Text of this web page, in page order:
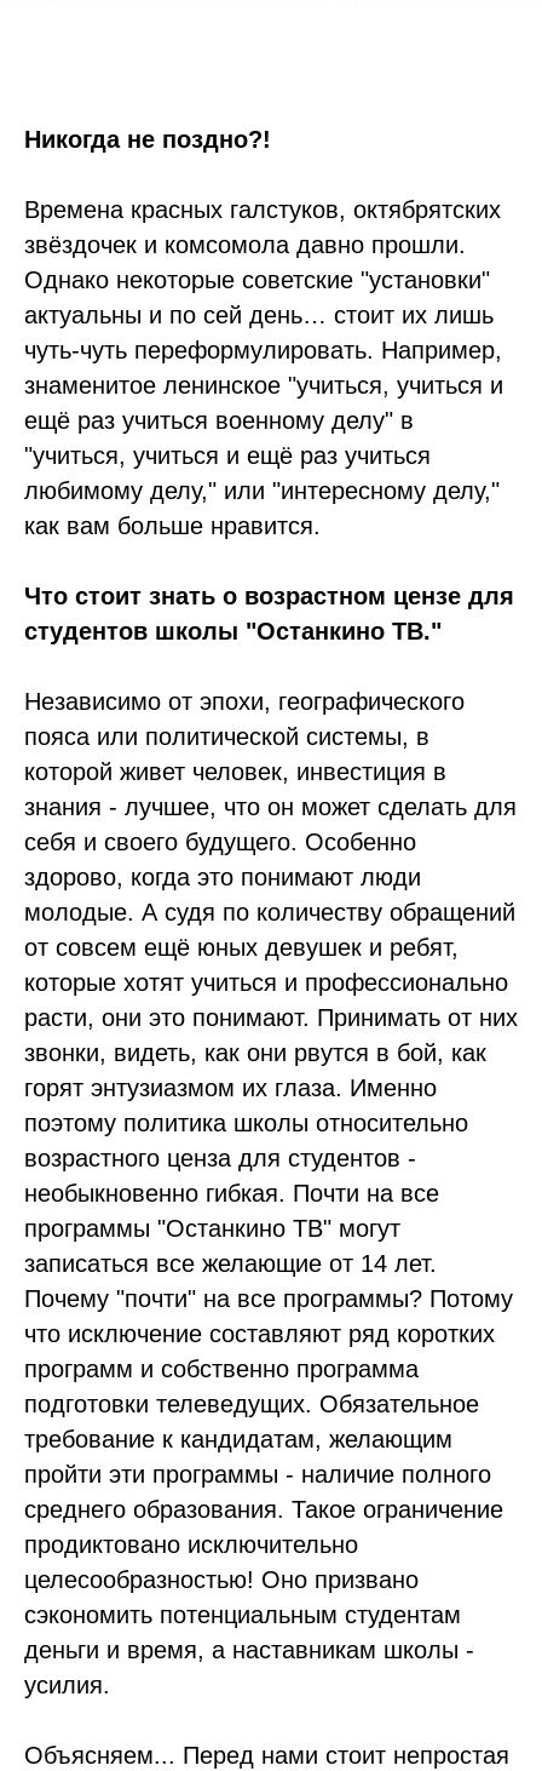
Никогда не поздно?!
Времена красных галстуков, октябрятских
звёздочек и комсомола давно прошли.
Однако некоторые советские "установки"
актуальны и по сей день… стоит их лишь
чуть-чуть переформулировать. Например,
знаменитое ленинское "учиться, учиться и
ещё раз учиться военному делу" в
"учиться, учиться и ещё раз учиться
любимому делу," или "интересному делу,"
как вам больше нравится.
Что стоит знать о возрастном цензе для
студентов школы "Останкино ТВ."
Независимо от эпохи, географического
пояса или политической системы, в
которой живет человек, инвестиция в
знания - лучшее, что он может сделать для
себя и своего будущего. Особенно
здорово, когда это понимают люди
молодые. А судя по количеству обращений
от совсем ещё юных девушек и ребят,
которые хотят учиться и профессионально
расти, они это понимают. Принимать от них
звонки, видеть, как они рвутся в бой, как
горят энтузиазмом их глаза. Именно
поэтому политика школы относительно
возрастного ценза для студентов -
необыкновенно гибкая. Почти на все
программы "Останкино ТВ" могут
записаться все желающие от 14 лет.
Почему "почти" на все программы? Потому
что исключение составляют ряд коротких
программ и собственно программа
подготовки телеведущих. Обязательное
требование к кандидатам, желающим
пройти эти программы - наличие полного
среднего образования. Такое ограничение
продиктовано исключительно
целесообразностью! Оно призвано
сэкономить потенциальным студентам
деньги и время, а наставникам школы -
усилия.
Объясняем... Перед нами стоит непростая